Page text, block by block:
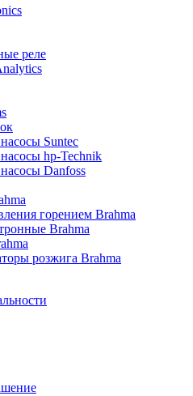
реле
Suntec
hp-Technik
Danfoss
горением Brahma
Brahma
розжига Brahma